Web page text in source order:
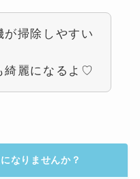
が掃除しやすい
綺麗になるよ♡
なりませんか？